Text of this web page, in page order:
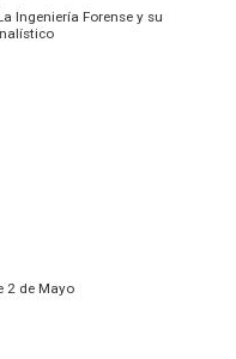
Ingeniería Forense y su
2 de Mayo